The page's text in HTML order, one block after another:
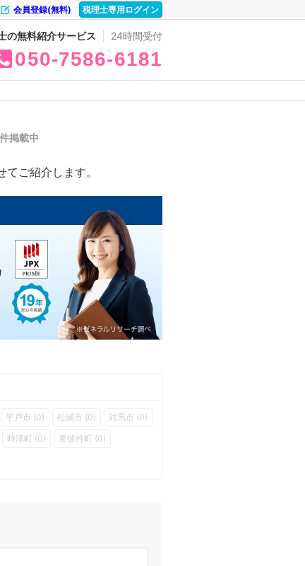
税理士専用ログイン
会員登録(無料)
の無料紹介サービス 24時間受付
050 7586 6181
掲載中
ご紹介します。
平戸市 (0) 松浦市 (0)
対馬市 (0)
時津町 (0)
東彼杵町 (0)